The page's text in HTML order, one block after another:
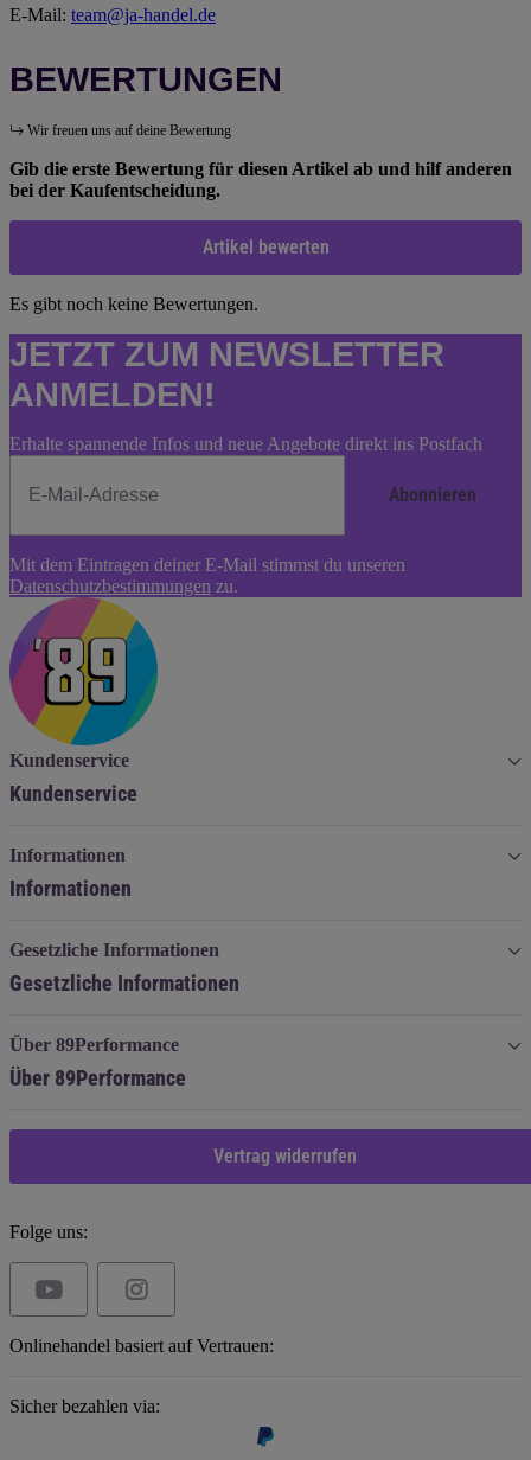
E-Mail: team@ja-handel.de
BEWERTUNGEN
Wir freuen uns auf deine Bewertung
Gib die erste Bewertung für diesen Artikel ab und hilf anderen
bei der Kaufentscheidung.
Artikel bewerten
Es gibt noch keine Bewertungen.
JETZT ZUM NEWSLETTER
ANMELDEN!
Erhalte spannende Infos und neue Angebote direkt ins Postfach
Abonnieren
Abonnieren
Mit dem Eintragen deiner E-Mail stimmst du unseren
Datenschutzbestimmungen zu.
Kundenservice
Kundenservice
Informationen
Informationen
Gesetzliche Informationen
Gesetzliche Informationen
Über 89Performance
Über 89Performance
Vertrag widerrufen
Folge uns:
Onlinehandel basiert auf Vertrauen:
Sicher bezahlen via: